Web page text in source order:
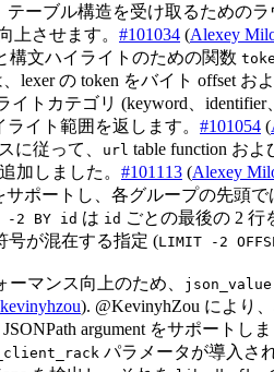
テーブル構造を受け取るための
上させます。 #101034 (Alexey
構文ハイライトのための関数
、lexer の token をバイト offset お
イトカテゴリ (keyword、identifier
イト範囲を返します。 #101054 (
に従って、
url table function およ
加しました。 #101113 (Alexey
サポートし、各グループの先頭で
-2 BY id は id ごとの最後の 2 行
号が混在する指定 (LIMIT -2
マンス向上のため、
json_value
kevinyhzou). @KevinyhZou により、
JSONPath argument をサポートしま
パラメータが導入さ